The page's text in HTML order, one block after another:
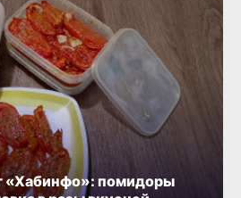
«Хабинфо»: помидоры